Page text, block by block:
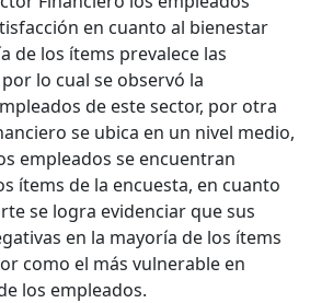
en cuanto al bienestar
de los ítems prevalece las
lo cual se observó la
de este sector, por otra
se ubica en un nivel medio,
empleados se encuentran
ítems de la encuesta, en cuanto
se logra evidenciar que sus
en la mayoría de los ítems
como el más vulnerable en
los empleados.